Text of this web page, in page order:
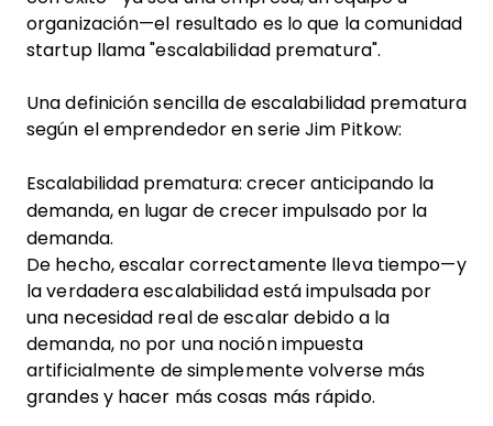
organización—el resultado es lo que la comunidad
startup llama "escalabilidad prematura".
Una definición sencilla de escalabilidad prematura
según el emprendedor en serie Jim Pitkow:
Escalabilidad prematura: crecer anticipando la
demanda, en lugar de crecer impulsado por la
demanda.
De hecho, escalar correctamente lleva tiempo—y
la verdadera escalabilidad está impulsada por
una necesidad real de escalar debido a la
demanda, no por una noción impuesta
artificialmente de simplemente volverse más
grandes y hacer más cosas más rápido.